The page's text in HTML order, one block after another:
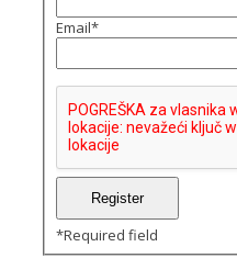
Email*
*Required field